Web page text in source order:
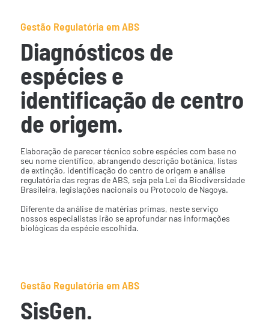
Gestão Regulatória em ABS
Diagnósticos de
espécies e
identificação de centro
de origem.
Elaboração de parecer técnico sobre espécies com base no
seu nome científico, abrangendo descrição botânica, listas
de extinção, identificação do centro de origem e análise
regulatória das regras de ABS, seja pela Lei da Biodiversidade
Brasileira, legislações nacionais ou Protocolo de Nagoya.
Diferente da análise de matérias primas, neste serviço
nossos especialistas irão se aprofundar nas informações
biológicas da espécie escolhida.
Gestão Regulatória em ABS
SisGen.